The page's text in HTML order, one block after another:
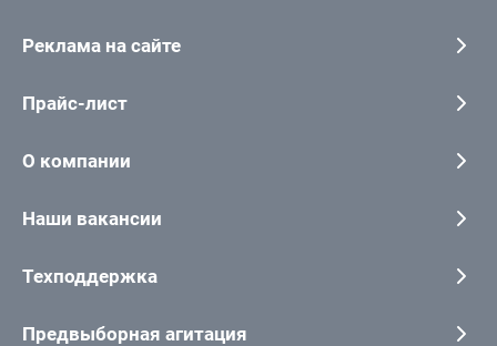
Реклама на сайте
Прайс-лист
О компании
Наши вакансии
Техподдержка
Предвыборная агитация